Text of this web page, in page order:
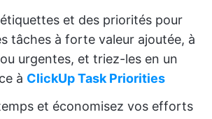
et des priorités pour
tâches à forte valeur ajoutée, à
urgentes, et triez-les en un
à ClickUp Task Priorities
et économisez vos efforts